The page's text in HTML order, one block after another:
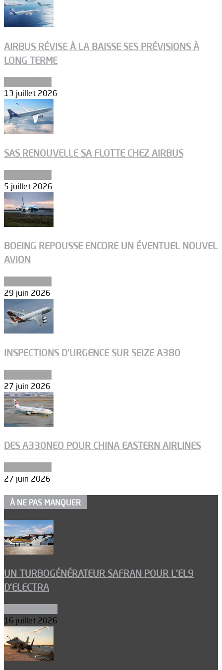
AIRBUS RÉVISE À LA BAISSE SES PRÉVISIONS À
LONG TERME
13 juillet 2026
SAS RENOUVELLE SA FLOTTE CHEZ AIRBUS
5 juillet 2026
BOEING REPOUSSE ENCORE UN ÉVENTUEL NOUVEL
AVION
29 juin 2026
INSPECTIONS D’URGENCE SUR SEIZE A380
27 juin 2026
DES A330NEO POUR CHINA EASTERN AIRLINES
27 juin 2026
À NE PAS MANQUER
UN TURBOGÉNÉRATEUR SAFRAN POUR L’EL9
D’ELECTRA
16 juillet 2026